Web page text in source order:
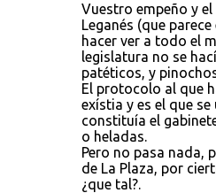
Vuestro empeño y
Leganés (que
hacer ver a todo el
legislatura no se
patéticos, y
El protocolo al que
exístia y es el que
constituía el
o heladas.
Pero no pasa nada,
de La Plaza, por
¿que tal?.